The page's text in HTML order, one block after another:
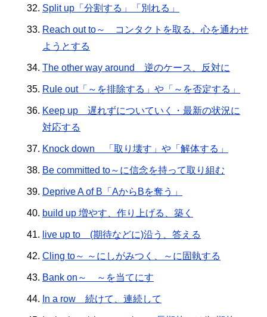
Split up「分割する」「別れる」
Reach out to～ コンタクトを取る、心を通わせ
ようとする
The other way around 逆のケース、反対に
Rule out「～を排除する」や「～を否定する」
Keep up 遅れずについていく・最新の状況に
対応する
Knock down 「取り壊す」や「解体する」
Be committed to～に信念を持って取り組む
Deprive A of B「AからBを奪う」
build up 増やす、作り上げる、築く
live up to (期待などに)沿う、答える
Cling to～ ～にしがみつく、～に固執する
Bank on～ ～を当てにす
In a row 続けて、連続して